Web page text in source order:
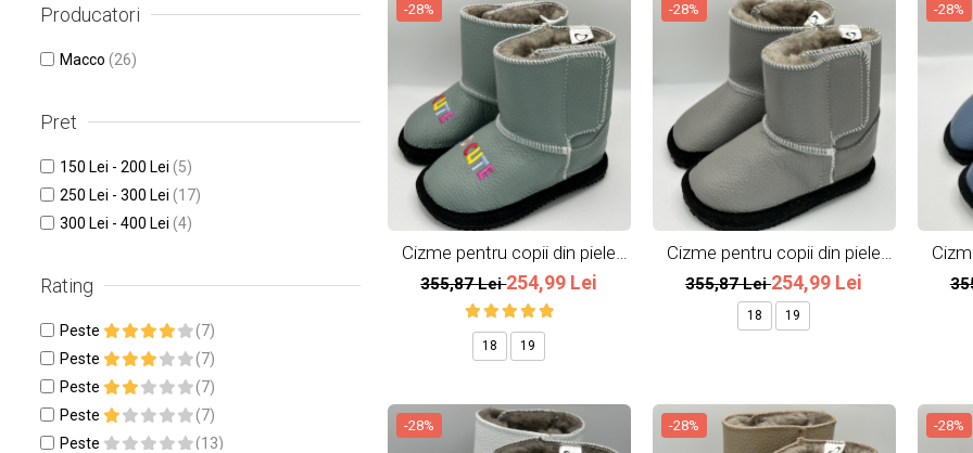
Producatori
Macco (26)
Pret
150 Lei - 200 Lei (5)
250 Lei - 300 Lei (17)
300 Lei - 400 Lei (4)
Rating
Peste
(7)
Peste
(7)
Peste
(7)
Peste
(7)
Peste
(13)
-28%
Cizme pentru copii din piele
naturala So cute
355,87 Lei254,99 Lei
18 19
-28%
Cizme pentru copii din piele
naturala All Grey
355,87 Lei254,99 Lei
18 19
-28%
-28% -28% -28%